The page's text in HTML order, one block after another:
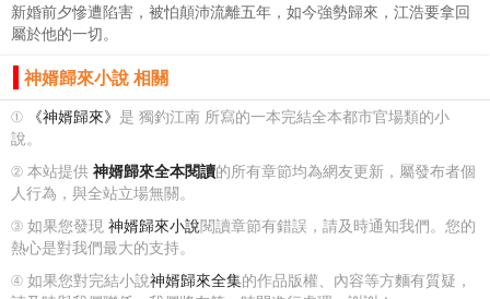
新婚前夕慘遭陷害，被怕顛沛流離五年，如今強勢歸來，江浩要拿回
屬於他的一切。
神婿歸來小說 相關
① 《神婿歸來》 是 獨釣江南 所寫的一本完結全本都市官場類的小
說。
② 本站提供 神婿歸來全本閱讀的所有章節均為網友更新，屬發布者個
人行為，與全站立場無關。
③ 如果您發現 神婿歸來小說閱讀章節有錯誤，請及時通知我們。您的
熱心是對我們最大的支持。
④ 如果您對完結小說神婿歸來全集的作品版權、內容等方麵有質疑，